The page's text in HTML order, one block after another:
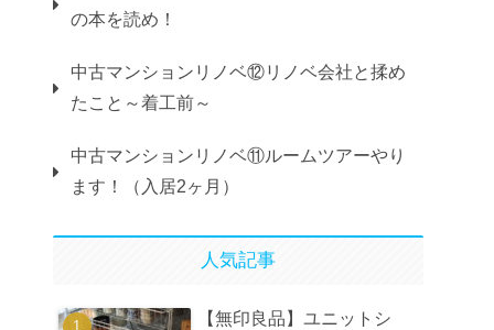
の本を読め！
中古マンションリノベ⑫リノベ会社と揉め
たこと～着工前～
中古マンションリノベ⑪ルームツアーやり
ます！（入居2ヶ月）
人気記事
【無印良品】ユニットシ